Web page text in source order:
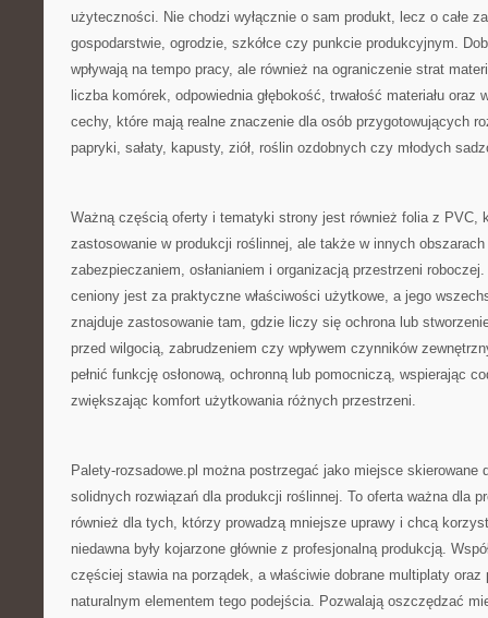
użyteczności. Nie chodzi wyłącznie o sam produkt, lecz o całe
gospodarstwie, ogrodzie, szkółce czy punkcie produkcyjnym.
wpływają na tempo pracy, ale również na ograniczenie strat
liczba komórek, odpowiednia głębokość, trwałość materiału oraz
cechy, które mają realne znaczenie dla osób przygotowujących
papryki, sałaty, kapusty, ziół, roślin ozdobnych czy młodych
Ważną częścią oferty i tematyki strony jest również folia z PVC,
zastosowanie w produkcji roślinnej, ale także w innych
zabezpieczaniem, osłanianiem i organizacją przestrzeni roboczej.
ceniony jest za praktyczne właściwości użytkowe, a jego
znajduje zastosowanie tam, gdzie liczy się ochrona lub
przed wilgocią, zabrudzeniem czy wpływem czynników
pełnić funkcję osłonową, ochronną lub pomocniczą, wspierając
zwiększając komfort użytkowania różnych przestrzeni.
Palety-rozsadowe.pl można postrzegać jako miejsce skierowane
solidnych rozwiązań dla produkcji roślinnej. To oferta ważna dla
również dla tych, którzy prowadzą mniejsze uprawy i chcą
niedawna były kojarzone głównie z profesjonalną produkcją.
częściej stawia na porządek, a właściwie dobrane multiplaty
naturalnym elementem tego podejścia. Pozwalają oszczędzać